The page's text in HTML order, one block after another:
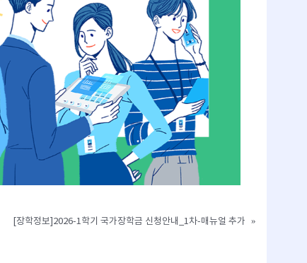
[장학정보]2026-1학기 국가장학금 신청안내_1차-매뉴얼 추가 »